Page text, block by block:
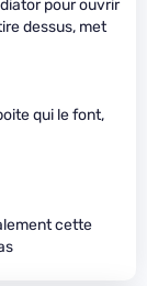
pour ouvrir
dessus, met
qui le font,
cette